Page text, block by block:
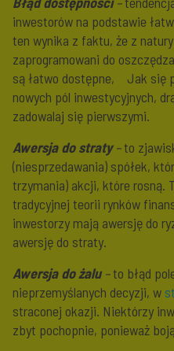
inwestorów na podstawie
ten wynika z faktu, że z
zaprogramowani do
są łatwo dostępne, Jak się
nowych pól inwestycyjnych,
zadowalaj się pierwszymi.
Awersja do straty–to
(niesprzedawania) spółek,
trzymania) akcji, które rosną.
tradycyjnej teorii rynków
inwestorzy mają awersję do
awersję do straty.
Awersja do żalu–to błąd
nieprzemyślanych decyzji, w
straconej okazji. Niektórzy
zbyt pochopnie, ponieważ